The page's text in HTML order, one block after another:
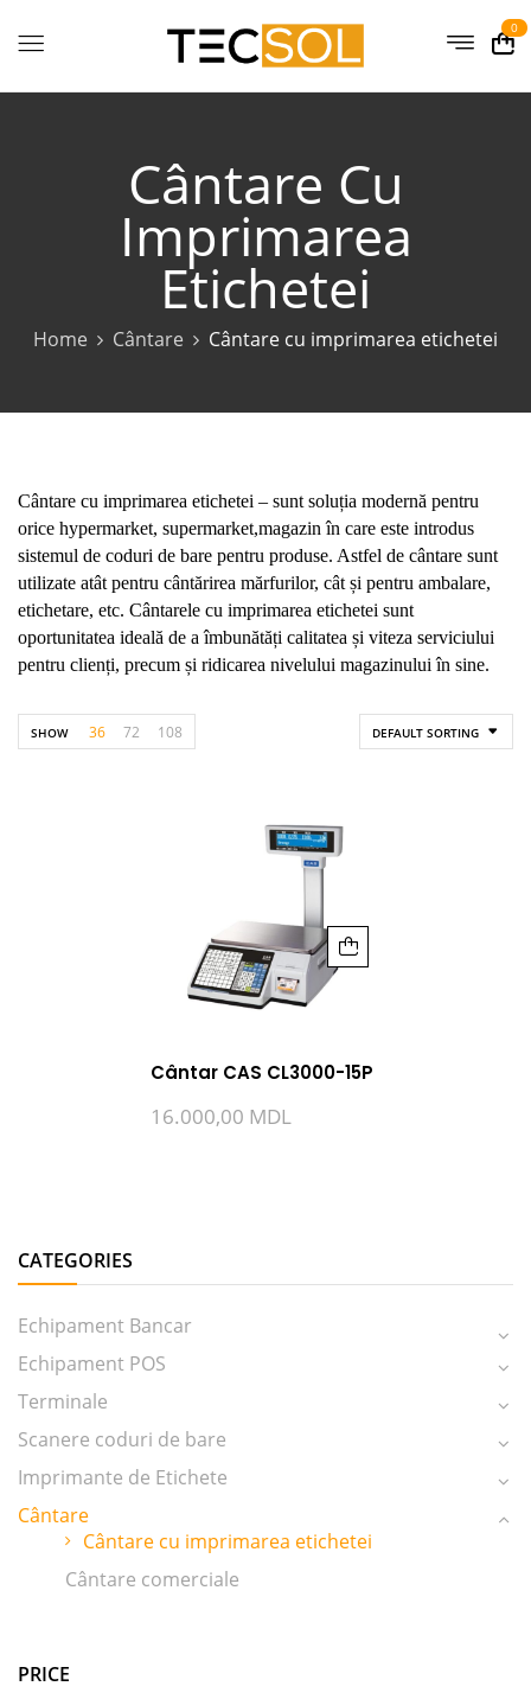
0
Cântare Cu
Imprimarea
Etichetei
Home Cântare Cântare cu imprimarea etichetei
CATEGORIES
Echipament Bancar
Echipament POS
Terminale
Scanere coduri de bare
Imprimante de Etichete
Cântare
Cântare cu imprimarea etichetei
Cântare comerciale
PRICE
Cântare cu imprimarea etichetei – sunt soluția modernă pentru
orice hypermarket, supermarket,magazin în care este introdus
sistemul de coduri de bare pentru produse. Astfel de cântare sunt
utilizate atât pentru cântărirea mărfurilor, cât și pentru ambalare,
etichetare, etc. Cântarele cu imprimarea etichetei sunt
oportunitatea ideală de a îmbunătăți calitatea și viteza serviciului
pentru clienți, precum și ridicarea nivelului magazinului în sine.
DEFAULT SORTING
SHOW 36 72 108
Cântar CAS CL3000-15P
16.000,00 MDL